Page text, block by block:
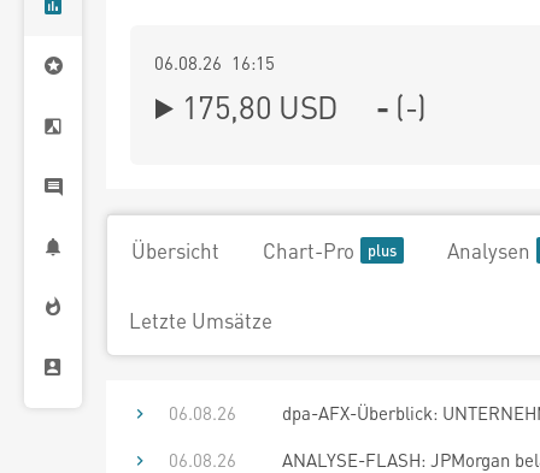
06.08.26 16:15
175,80 USD - (-)
Übersicht Chart-Pro Analysen
Letzte Umsätze
06.08.26
dpa-AFX-Überblick:
06.08.26
ANALYSE-FLASH: JPMorgan